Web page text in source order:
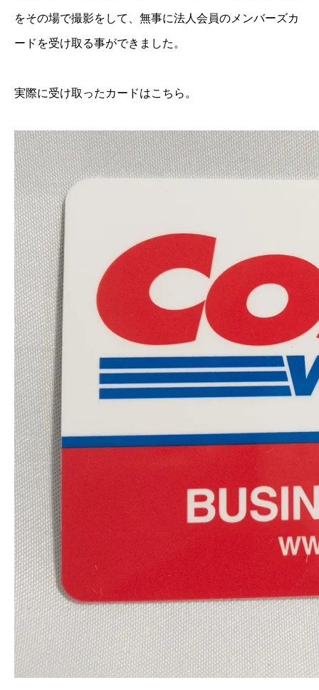
をその場で撮影をして、無事に法人会員のメンバーズカ
ードを受け取る事ができました。
実際に受け取ったカードはこちら。